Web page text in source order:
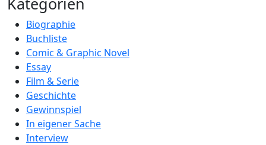
Biographie
Buchliste
Comic & Graphic Novel
Essay
Film & Serie
Geschichte
Gewinnspiel
In eigener Sache
Interview